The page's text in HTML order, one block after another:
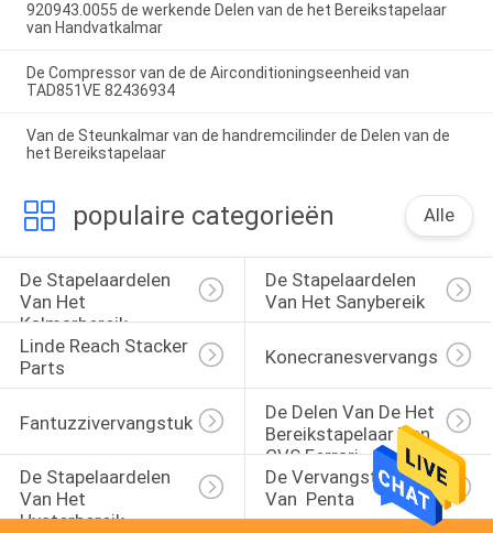
920943.0055 de werkende Delen van de het Bereikstapelaar
van Handvatkalmar
De Compressor van de de Airconditioningseenheid van
TAD851VE 82436934
Van de Steunkalmar van de handremcilinder de Delen van de
het Bereikstapelaar
populaire categorieën Alle
De Stapelaardelen
Van Het
Kalmarbereik
De Stapelaardelen
Van Het Sanybereik
Linde Reach Stacker
Parts
Konecranesvervangstukken
Fantuzzivervangstukken
De Delen Van De Het
Bereikstapelaar Van
CVS Ferrari
De Stapelaardelen
Van Het
Hysterbereik
De Vervangstukken
Van  Penta